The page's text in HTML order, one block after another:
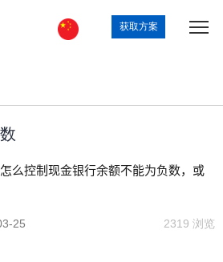
获取方案
么控制现金银行余额不能为负数，或
25 2319 浏览